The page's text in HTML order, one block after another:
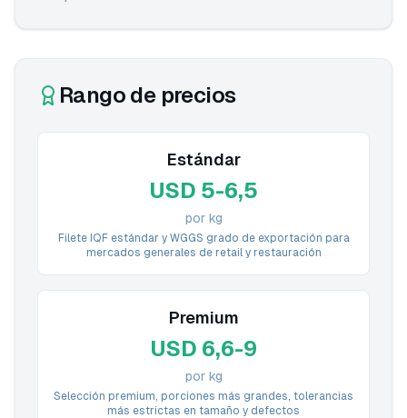
Rango de precios
Estándar
USD 5-6,5
por kg
Filete IQF estándar y WGGS grado de exportación para
mercados generales de retail y restauración
Premium
USD 6,6-9
por kg
Selección premium, porciones más grandes, tolerancias
más estrictas en tamaño y defectos